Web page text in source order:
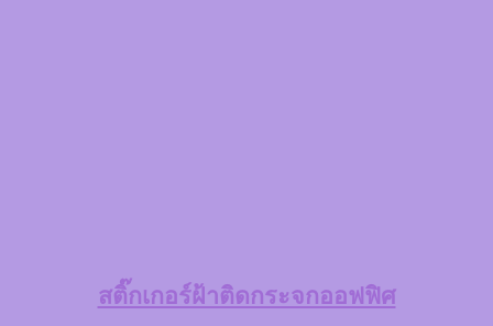
สติ๊กเกอร์ฝ้าติดกระจกออฟฟิศ